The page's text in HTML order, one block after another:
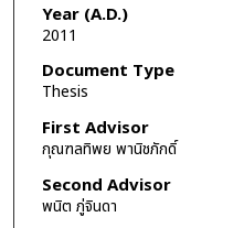
Year (A.D.)
2011
Document Type
Thesis
First Advisor
กุณฑลทิพย พานิชภักดิ์
Second Advisor
พนิต ภู่จินดา